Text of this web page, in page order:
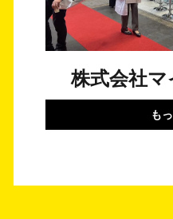
株式会社
も